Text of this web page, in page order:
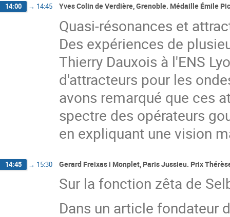
14:00 → 14:45 Yves Colin de Verdière, Grenoble. Médaille Émile
Quasi-résonances et
Des expériences de
Thierry Dauxois à l'ENS
d'attracteurs pour les
avons remarqué que ces
spectre des opérateurs
en expliquant une vision
14:45 → 15:30 Gerard Freixas i Monplet, Paris Jussieu. Prix
Sur la fonction zêta de
Dans un article fondateur